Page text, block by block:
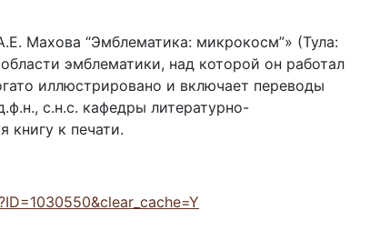
Махова “Эмблематика: микрокосм”» (Тула:
эмблематики, над которой он работал
иллюстрировано и включает переводы
с.н.с. кафедры литературно-
книгу к печати.